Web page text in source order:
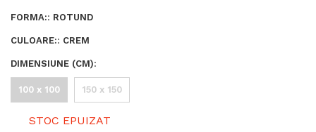
FORMA:: ROTUND
CULOARE:: CREM
DIMENSIUNE (CM):
100 x 100 150 x 150
STOC EPUIZAT